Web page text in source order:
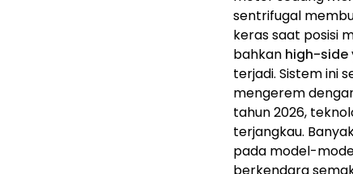
sentrifugal
keras saat posisi
bahkan high-side
terjadi. Sistem ini
mengerem
tahun 2026,
terjangkau.
pada model-